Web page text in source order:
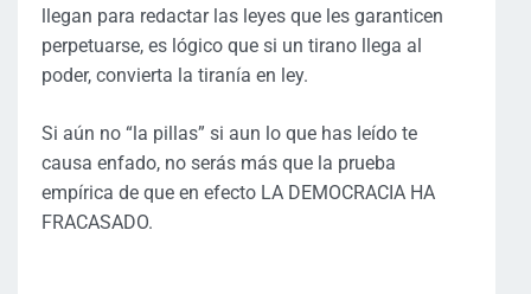
llegan para redactar las leyes que les garanticen
perpetuarse, es lógico que si un tirano llega al
poder, convierta la tiranía en ley.
Si aún no “la pillas” si aun lo que has leído te
causa enfado, no serás más que la prueba
empírica de que en efecto LA DEMOCRACIA HA
FRACASADO.